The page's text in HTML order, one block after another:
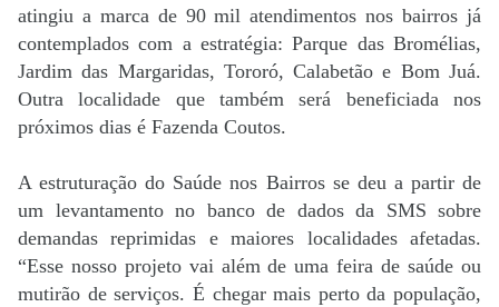
atingiu a marca de 90 mil atendimentos nos bairros já
contemplados com a estratégia: Parque das Bromélias,
Jardim das Margaridas, Tororó, Calabetão e Bom Juá.
Outra localidade que também será beneficiada nos
próximos dias é Fazenda Coutos.
A estruturação do Saúde nos Bairros se deu a partir de
um levantamento no banco de dados da SMS sobre
demandas reprimidas e maiores localidades afetadas.
“Esse nosso projeto vai além de uma feira de saúde ou
mutirão de serviços. É chegar mais perto da população,